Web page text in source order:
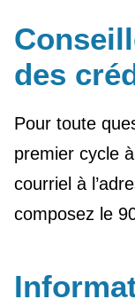
des
Pour toute
premier cycle
courriel à
composez le